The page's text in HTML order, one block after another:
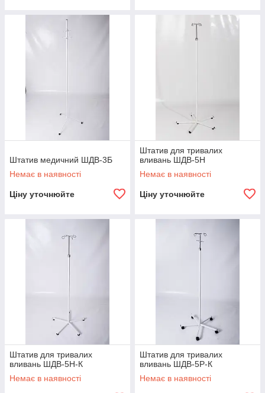
Штатив медичний ШДВ-3Б
Немає в наявності
Ціну уточнюйте
Штатив для тривалих
вливань ШДВ-5Н
Немає в наявності
Ціну уточнюйте
Штатив для тривалих
вливань ШДВ-5Н-К
Немає в наявності
Штатив для тривалих
вливань ШДВ-5Р-К
Немає в наявності